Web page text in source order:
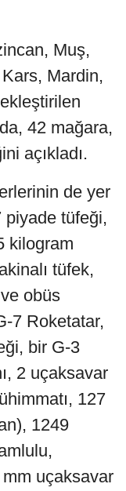
Muş,
Mardin,
42 mağara,
açıkladı.
de yer
piyade tüfeği,
kilogram
tüfek,
obüs
7 Roketatar,
bir G-3
2 uçaksavar
127
1249
uçaksavar